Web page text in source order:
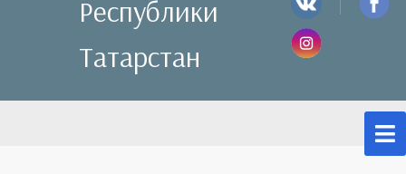
Республики
Татарстан